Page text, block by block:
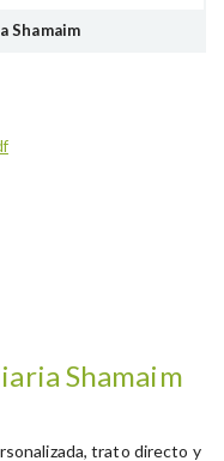
Shamaim
Shamaim
trato directo y